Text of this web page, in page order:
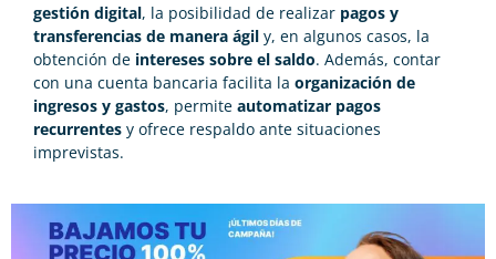
gestión digital, la posibilidad de realizar pagos y
transferencias de manera ágil y, en algunos casos, la
obtención de intereses sobre el saldo. Además, contar
con una cuenta bancaria facilita la organización de
ingresos y gastos, permite automatizar pagos
recurrentes y ofrece respaldo ante situaciones
imprevistas.